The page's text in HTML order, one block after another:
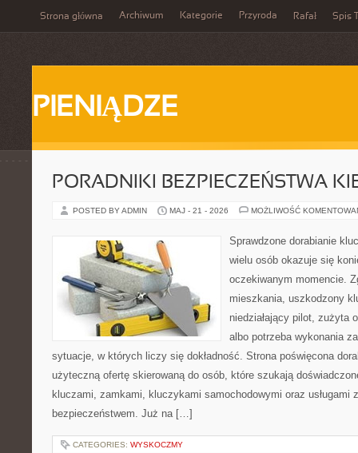
Strona główna Archiwum Kategorie Przyroda Rafał Spis
PIENIĄDZE
PORADNIKI BEZPIECZEŃSTWA
POSTED BY ADMIN MAJ - 21 - 2026 MOŻLIWOŚĆ
Sprawdzone dorabianie
wielu osób okazuje się
oczekiwanym momencie.
mieszkania, uszkodzony
niedziałający pilot, zużyta
albo potrzeba wykonania
sytuacje, w których liczy się dokładność. Strona poświęcona
użyteczną ofertę skierowaną do osób, które szukają
kluczami, zamkami, kluczykami samochodowymi oraz usługami
bezpieczeństwem. Już na […]
CATEGORIES: WYSKOCZMY